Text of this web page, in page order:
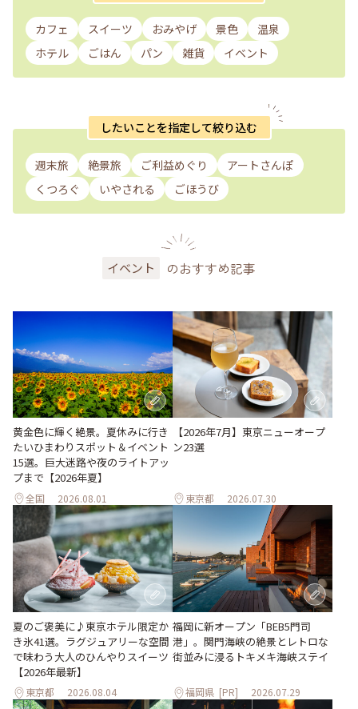
カフェ スイーツ おみやげ 景色
温泉
ホテル
ごはん パン 雑貨 イベント
したいことを指定して絞り込む
週末旅 絶景旅 ご利益めぐり
アートさんぽ
くつろぐ
いやされる ごほうび
イベント のおすすめ記事
黄金色に輝く絶景。夏休みに行き
たいひまわりスポット＆イベント
15選。巨大迷路や夜のライトアッ
プまで【2026年夏】
全国 2026.08.01
【2026年7月】東京ニューオープ
ン23選
東京都 2026.07.30
夏のご褒美に♪東京ホテル限定か
き氷41選。ラグジュアリーな空間
で味わう大人のひんやりスイーツ
【2026年最新】
東京都 2026.08.04
福岡に新オープン「BEB5門司
港」。関門海峡の絶景とレトロな
街並みに浸るトキメキ海峡ステイ
福岡県 [PR] 2026.07.29